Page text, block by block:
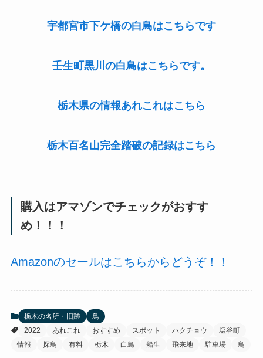
宇都宮市下ケ橋の白鳥はこちらです
壬生町黒川の白鳥はこちらです。
栃木県の情報あれこれはこちら
栃木百名山完全踏破の記録はこちら
購入はアマゾンでチェックがおすす
め！！！
Amazonのセールはこちらからどうぞ！！
栃木の名所・旧跡
鳥
2022
あれこれ おすすめ スポット ハクチョウ
塩谷町
情報
探鳥 有料 栃木 白鳥 船生 飛来地 駐車場 鳥